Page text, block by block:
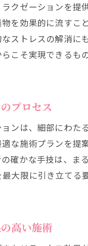
施術後の心身の変
エステで心身の軽
エステ施術が導く
クゼーションを
を効果的に流す
ストレスの解消
こそ実現できる
プロセス
ンは、細部にわた
な施術プランを
確かな手技は、
大限に引き立て
高い施術